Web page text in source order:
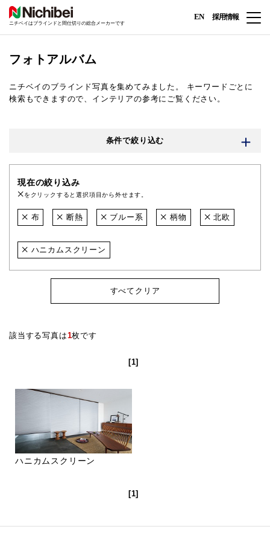
ニチベイはブラインドと間仕切りの総合メーカーです
EN 採用情報
フォトアルバム
ニチベイのブラインド写真を集めてみました。
キーワードごとに
検索もできますので、インテリアの参考にご覧ください。
条件で絞り込む
現在の絞り込み
をクリックすると選択項目から外せます。
布 断熱 ブルー系 柄物 北欧
ハニカムスクリーン
すべてクリア
該当する写真は1枚です
[1]
ハニカムスクリーン
[1]